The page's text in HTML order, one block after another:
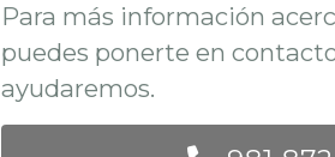
Para más información
puedes ponerte en
ayudaremos.